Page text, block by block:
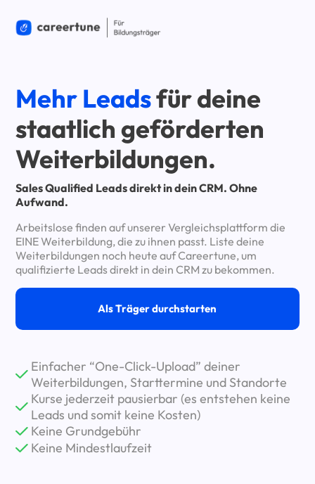
Mehr Leadsfür deine
staatlich geförderten
Weiterbildungen.
Sales Qualified Leads direkt in dein CRM. Ohne
Aufwand.
Arbeitslose finden auf unserer Vergleichsplattform die
EINE Weiterbildung, die zu ihnen passt. Liste deine
Weiterbildungen noch heute auf Careertune, um
qualifizierte Leads direkt in dein CRM zu bekommen.
Als Träger durchstarten
Einfacher “One-Click-Upload” deiner
Weiterbildungen, Starttermine und Standorte
Kurse jederzeit pausierbar (es entstehen keine
Leads und somit keine Kosten)
Keine Grundgebühr
Keine Mindestlaufzeit